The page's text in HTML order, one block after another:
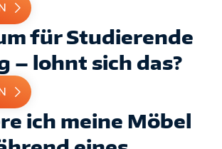
für Studierende
– lohnt sich das?
ich meine Möbel